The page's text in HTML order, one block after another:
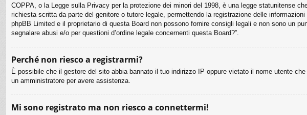
COPPA, o la Legge sulla Privacy per la protezione dei minori del 1998, è una legge statunitense
richiesta scritta da parte del genitore o tutore legale, permettendo la registrazione delle
phpBB Limited e il proprietario di questa Board non possono fornire consigli legali e non sono un
segnalare abusi e/o per questioni d’ordine legale concernenti questa Board?”.
Perché non riesco a registrarmi?
È possibile che il gestore del sito abbia bannato il tuo indirizzo IP oppure vietato il nome utente
un amministratore per avere assistenza.
Mi sono registrato ma non riesco a connettermi!